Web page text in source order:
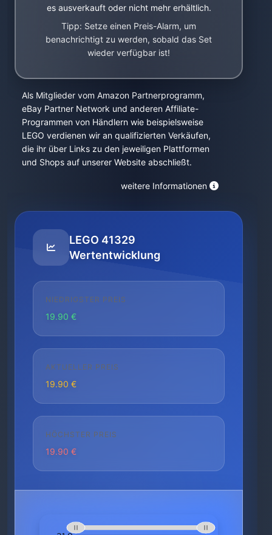
es ausverkauft oder nicht mehr erhältlich.
Tipp: Setze einen Preis-Alarm, um
benachrichtigt zu werden, sobald das Set
wieder verfügbar ist!
Als Mitglieder vom Amazon Partnerprogramm,
eBay Partner Network und anderen Affiliate-
Programmen von Händlern wie beispielsweise
LEGO verdienen wir an qualifizierten Verkäufen,
die ihr über Links zu den jeweiligen Plattformen
und Shops auf unserer Website abschließt.
weitere Informationen
LEGO 41329
Wertentwicklung
NIEDRIGSTER PREIS
19.90 €
AKTUELLER PREIS
19.90 €
HÖCHSTER PREIS
19.90 €